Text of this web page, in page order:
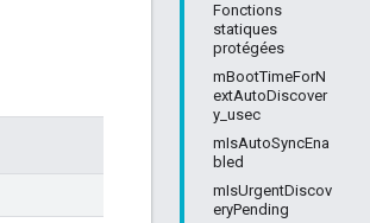
Fonctions
statiques
protégées
mBootTimeForN
extAutoDiscover
y_usec
mIsAutoSyncEna
bled
mIsUrgentDiscov
eryPending